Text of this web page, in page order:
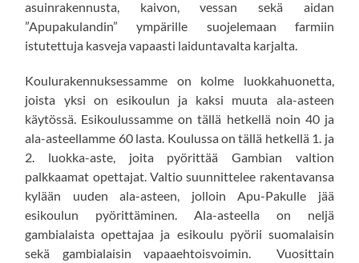
asuinrakennusta, kaivon, vessan sekä aidan
”Apupakulandin” ympärille suojelemaan farmiin
istutettuja kasveja vapaasti laiduntavalta karjalta.
Koulurakennuksessamme on kolme luokkahuonetta,
joista yksi on esikoulun ja kaksi muuta ala-asteen
käytössä. Esikoulussamme on tällä hetkellä noin 40 ja
ala-asteellamme 60 lasta. Koulussa on tällä hetkellä 1. ja
2. luokka-aste, joita pyörittää Gambian valtion
palkkaamat opettajat. Valtio suunnittelee rakentavansa
kylään uuden ala-asteen, jolloin Apu-Pakulle jää
esikoulun pyörittäminen. Ala-asteella on neljä
gambialaista opettajaa ja esikoulu pyörii suomalaisin
sekä gambialaisin vapaaehtoisvoimin. Vuosittain